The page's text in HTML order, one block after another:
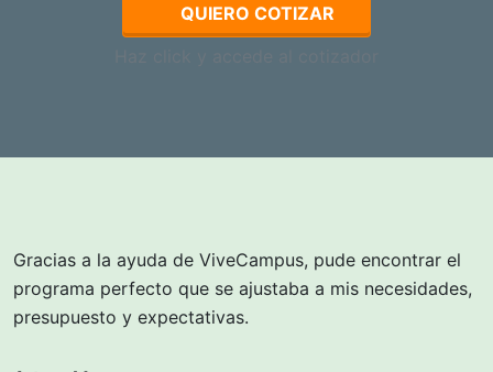
QUIERO COTIZAR
Gracias a la ayuda de ViveCampus, pude encontrar el
programa perfecto que se ajustaba a mis necesidades,
presupuesto y expectativas.